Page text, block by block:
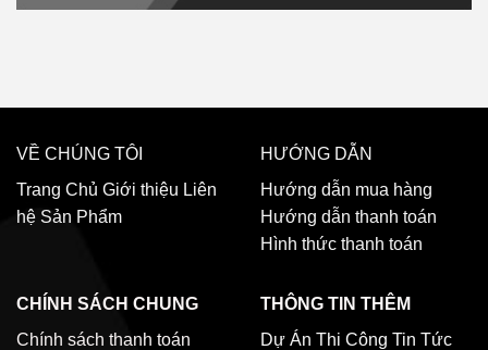
VỀ CHÚNG TÔI
Trang Chủ Giới thiệu Liên
hệ Sản Phẩm
HƯỚNG DẪN
Hướng dẫn mua hàng
Hướng dẫn thanh toán
Hình thức thanh toán
CHÍNH SÁCH CHUNG
Chính sách thanh toán
THÔNG TIN THÊM
Dự Án Thi Công Tin Tức